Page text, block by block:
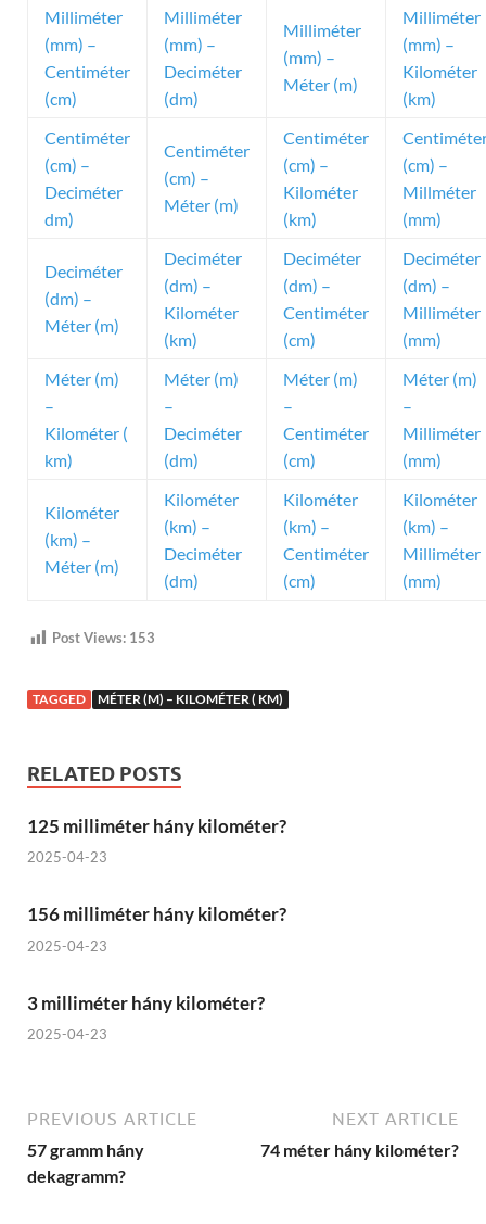
Milliméter
(mm) –
Centiméter
(cm)
Milliméter
(mm) –
Deciméter
(dm)
Milliméter
(mm) –
Méter (m)
Milliméter
(mm) –
Kilométer
(km)
Centiméter
(cm) –
Deciméter
dm)
Centiméter
(cm) –
Méter (m)
Centiméter
(cm) –
Kilométer
(km)
(cm) –
Millméter
(mm)
Deciméter
(dm) –
Méter (m)
Deciméter
(dm) –
Kilométer
(km)
Deciméter
(dm) –
Centiméter
(cm)
Deciméter
(dm) –
Milliméter
(mm)
Méter (m)
–
Kilométer (
km)
Méter (m)
–
Deciméter
(dm)
Méter (m)
–
Centiméter
(cm)
Méter (m)
–
Milliméter
(mm)
Kilométer
(km) –
Méter (m)
Kilométer
(km) –
Deciméter
(dm)
Kilométer
(km) –
Centiméter
(cm)
Kilométer
(km) –
Milliméter
(mm)
Post Views: 153
TAGGED MÉTER (M) – KILOMÉTER ( KM)
RELATED POSTS
125 milliméter hány kilométer?
2025-04-23
156 milliméter hány kilométer?
2025-04-23
3 milliméter hány kilométer?
2025-04-23
PREVIOUS ARTICLE
57 gramm hány
dekagramm?
NEXT ARTICLE
74 méter hány kilométer?